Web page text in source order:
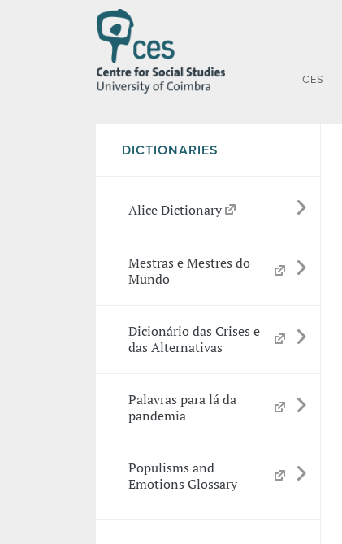
CES
DICTIONARIES
Alice Dictionary
Mestras e Mestres do
Mundo
Dicionário das Crises e
das Alternativas
Palavras para lá da
pandemia
Populisms and
Emotions Glossary